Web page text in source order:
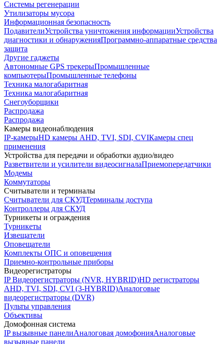
Системы регенерации
Утилизаторы мусора
Информационная безопасность
ПодавителиУстройства уничтожения информацииУстройства
диагностики и обнаруженияПрограммно-аппаратные средства
защита
Другие гаджеты
Автономные GPS трекерыПромышленные
компьютерыПромышленные телефоны
Техника малогабаритная
Техника малогабаритная
Снегоуборщики
Распродажа
Распродажа
Камеры видеонаблюдения
IP-камерыHD камеры AHD, TVI, SDI, CVIКамеры спец
применения
Устройства для передачи и обработки аудио/видео
Разветвители и усилители видеосигналаПриемопередатчики
Модемы
Коммутаторы
Считыватели и терминалы
Считыватели для СКУДТерминалы доступа
Контроллеры для СКУД
Турникеты и ограждения
Турникеты
Извещатели
Оповещатели
Комплекты ОПС и оповещения
Приемно-контрольные приборы
Видеорегистраторы
IP Видеорегистраторы (NVR, HYBRID)HD регистраторы
AHD, TVI, SDI, CVI (3-HYBRID)Аналоговые
видеорегистраторы (DVR)
Пульты управления
Объективы
Домофонная система
IP вызывные панелиАналоговая домофонияАналоговые
вызывные панели